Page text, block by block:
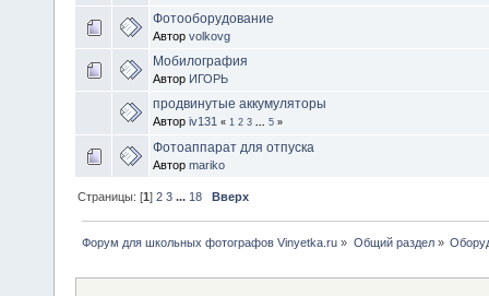
Фотооборудование
Автор volkovg
Мобилография
Автор ИГОРЬ
продвинутые аккумуляторы
Автор iv131 « 1 2 3 5 »
Фотоаппарат для отпуска
Автор mariko
Страницы: [1]2 3 ... 18 Вверх
Форум для школьных фотографов Vinyetka.ru » Общий раздел»